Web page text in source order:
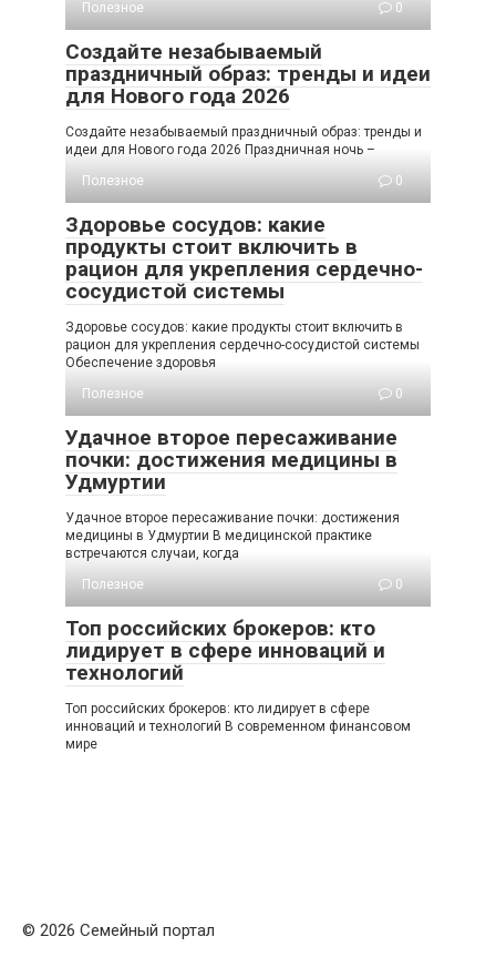
Полезное
0
Создайте незабываемый
праздничный образ: тренды и идеи
для Нового года 2026
Создайте незабываемый праздничный образ: тренды и
идеи для Нового года 2026 Праздничная ночь –
Полезное
0
Здоровье сосудов: какие
продукты стоит включить в
рацион для укрепления сердечно-
сосудистой системы
Здоровье сосудов: какие продукты стоит включить в
рацион для укрепления сердечно-сосудистой системы
Обеспечение здоровья
Полезное
0
Удачное второе пересаживание
почки: достижения медицины в
Удмуртии
Удачное второе пересаживание почки: достижения
медицины в Удмуртии В медицинской практике
встречаются случаи, когда
Полезное
0
Топ российских брокеров: кто
лидирует в сфере инноваций и
технологий
Топ российских брокеров: кто лидирует в сфере
инноваций и технологий В современном финансовом
мире
© 2026 Семейный портал